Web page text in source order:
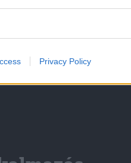
Privacy Policy